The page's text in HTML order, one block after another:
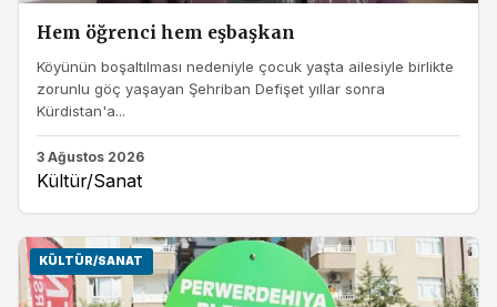
Hem öğrenci hem eşbaşkan
Köyünün boşaltılması nedeniyle çocuk yaşta ailesiyle birlikte
zorunlu göç yaşayan Şehriban Defişet yıllar sonra
Kürdistan'a...
3 Ağustos 2026
Kültür/Sanat
KÜLTÜR/SANAT